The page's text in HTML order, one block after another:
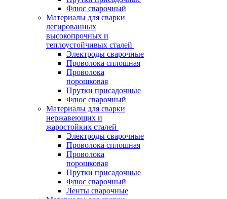
Флюс сварочный
Материалы для сварки
легированных
высокопрочных и
теплоустойчивых сталей
Электроды сварочные
Проволока сплошная
Проволока
порошковая
Прутки присадочные
Флюс сварочный
Материалы для сварки
нержавеющих и
жаростойких сталей
Электроды сварочные
Проволока сплошная
Проволока
порошковая
Прутки присадочные
Флюс сварочный
Ленты сварочные